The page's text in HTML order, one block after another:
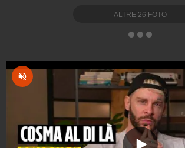
ALTRE 26 FOTO